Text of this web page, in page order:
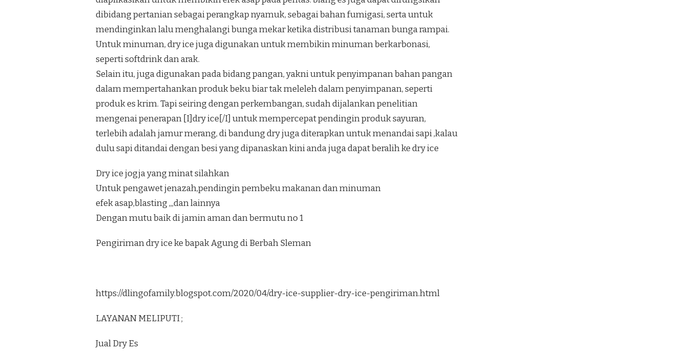
dibidang pertanian sebagai perangkap nyamuk, sebagai bahan fumigasi, serta untuk
mendinginkan lalu menghalangi bunga mekar ketika distribusi tanaman bunga rampai.
Untuk minuman, dry ice juga digunakan untuk membikin minuman berkarbonasi,
seperti softdrink dan arak.
Selain itu, juga digunakan pada bidang pangan, yakni untuk penyimpanan bahan pangan
dalam mempertahankan produk beku biar tak meleleh dalam penyimpanan, seperti
produk es krim. Tapi seiring dengan perkembangan, sudah dijalankan penelitian
mengenai penerapan [I]dry ice[/I] untuk mempercepat pendingin produk sayuran,
terlebih adalah jamur merang, di bandung dry juga diterapkan untuk menandai sapi ,kalau
dulu sapi ditandai dengan besi yang dipanaskan kini anda juga dapat beralih ke dry ice
Dry ice jogja yang minat silahkan
Untuk pengawet jenazah,pendingin pembeku makanan dan minuman
efek asap,blasting ,,,dan lainnya
Dengan mutu baik di jamin aman dan bermutu no 1
Pengiriman dry ice ke bapak Agung di Berbah Sleman
https://dlingofamily.blogspot.com/2020/04/dry-ice-supplier-dry-ice-pengiriman.html
LAYANAN MELIPUTI ;
Jual Dry Es